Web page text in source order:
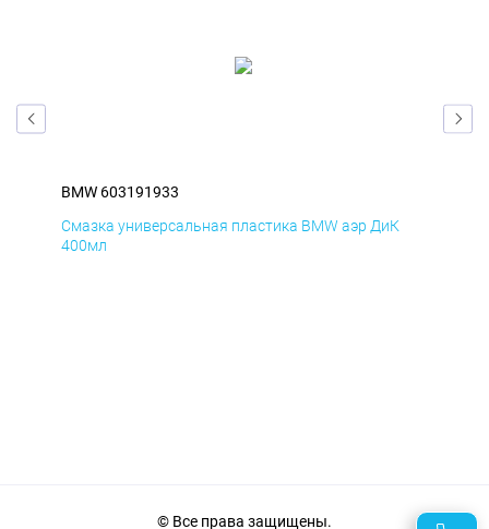
BMW 603191933
Смазка универсальная пластика BMW аэр ДиК
400мл
© Все права защищены.